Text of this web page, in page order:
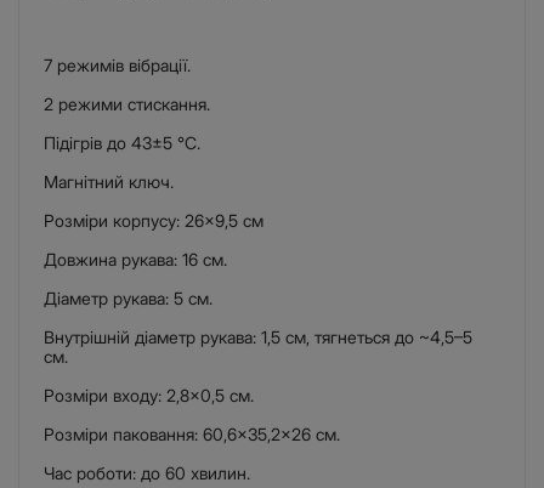
7 режимів вібрації.
2 режими стискання.
Підігрів до 43±5 °C.
Магнітний ключ.
Розміри корпусу: 26×9,5 см
Довжина рукава: 16 см.
Діаметр рукава: 5 см.
Внутрішній діаметр рукава: 1,5 см, тягнеться до ~4,5–5
см.
Розміри входу: 2,8×0,5 см.
Розміри паковання: 60,6×35,2×26 см.
Час роботи: до 60 хвилин.